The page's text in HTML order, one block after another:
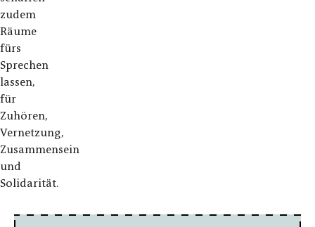
zudem
Räume
fürs
Sprechen
lassen,
für
Zuhören,
Vernetzung,
Zusammensein
und
Solidarität.